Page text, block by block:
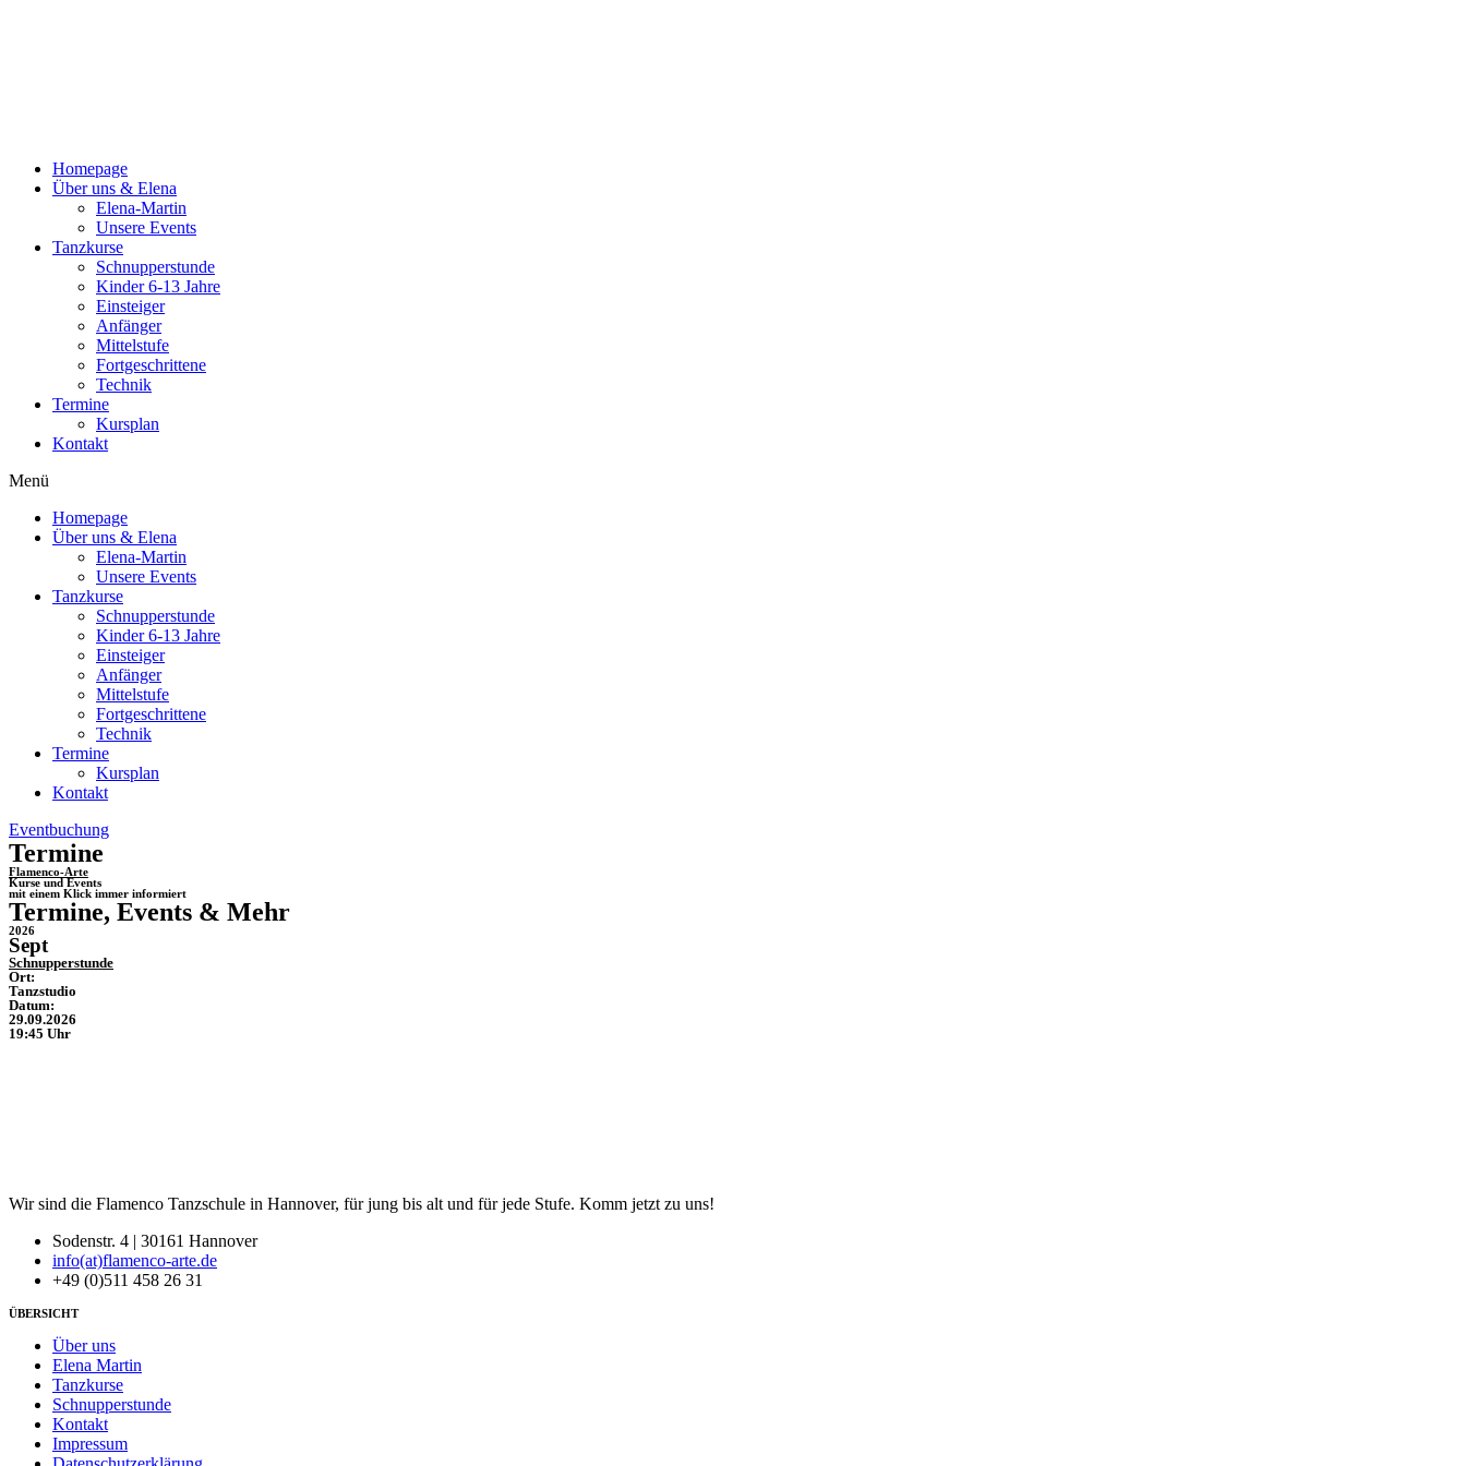
Homepage
Über uns & Elena
Elena-Martin
Unsere Events
Tanzkurse
Schnupperstunde
Kinder 6-13 Jahre
Einsteiger
Anfänger
Mittelstufe
Fortgeschrittene
Technik
Termine
Kursplan
Kontakt
Menü
Homepage
Über uns & Elena
Elena-Martin
Unsere Events
Tanzkurse
Schnupperstunde
Kinder 6-13 Jahre
Einsteiger
Anfänger
Mittelstufe
Fortgeschrittene
Technik
Termine
Kursplan
Kontakt
Eventbuchung
Termine
Flamenco-Arte
Kurse und Events
mit einem Klick immer informiert
Termine, Events & Mehr
2026
Sept
Schnupperstunde
Ort:
Tanzstudio
Datum:
29.09.2026
19:45 Uhr
Wir sind die Flamenco Tanzschule in Hannover, für jung bis alt und für jede Stufe. Komm jetzt zu uns!
Sodenstr. 4 | 30161 Hannover
info(at)flamenco-arte.de
+49 (0)511 458 26 31
ÜBERSICHT
Über uns
Elena Martin
Tanzkurse
Schnupperstunde
Kontakt
Impressum